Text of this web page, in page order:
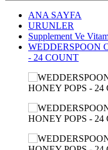
ANA SAYFA
URUNLER
Supplement Ve
WEDDERSPOON
- 24 COUNT